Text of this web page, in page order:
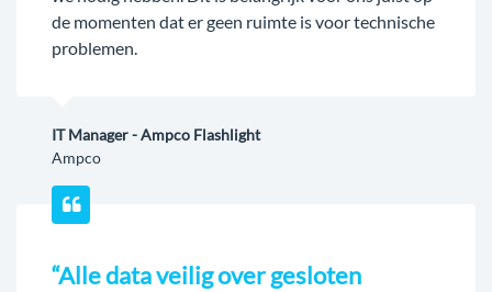
de momenten dat er geen ruimte is voor technische
problemen.
IT Manager - Ampco Flashlight
Ampco
“Alle data veilig over gesloten